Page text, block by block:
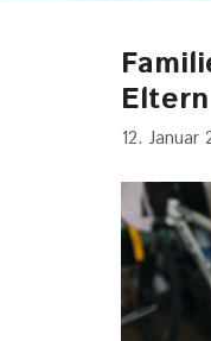
Eltern
12. Januar